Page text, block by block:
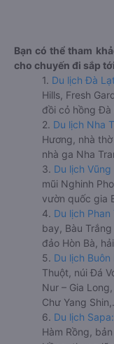
Bạn có thể tham
cho chuyến đi sắp
1. Du lịch Đà
Hills, Fresh
đồi cỏ hồng Đà
2. Du lịch Nha
Hương, nhà
nhà ga Nha
3. Du lịch Vũng
mũi Nghinh
vườn quốc gia
4. Du lịch Phan
bay, Bàu
đảo Hòn Bà,
5. Du lịch Buôn
Thuột, núi Đá
Nur – Gia
Chư Yang
6. Du lịch Sapa:
Hàm Rồng,